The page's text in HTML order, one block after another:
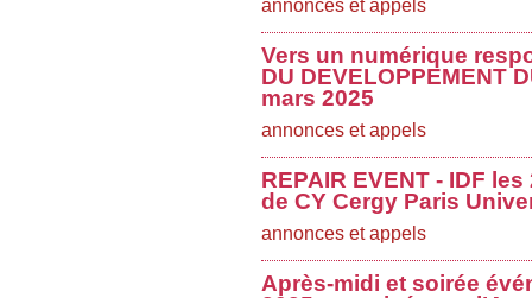
annonces et appels
Vers un numérique
DU DEVELOPPEMENT
mars 2025
annonces et appels
REPAIR EVENT - IDF
de CY Cergy Paris
annonces et appels
Après-midi et soirée